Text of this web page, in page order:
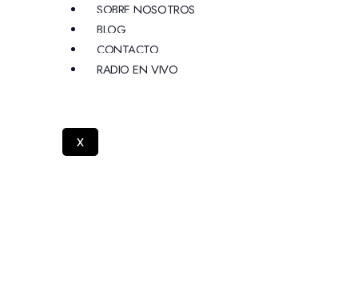
SOBRE NOSOTROS
BLOG
CONTACTO
RADIO EN VIVO
X